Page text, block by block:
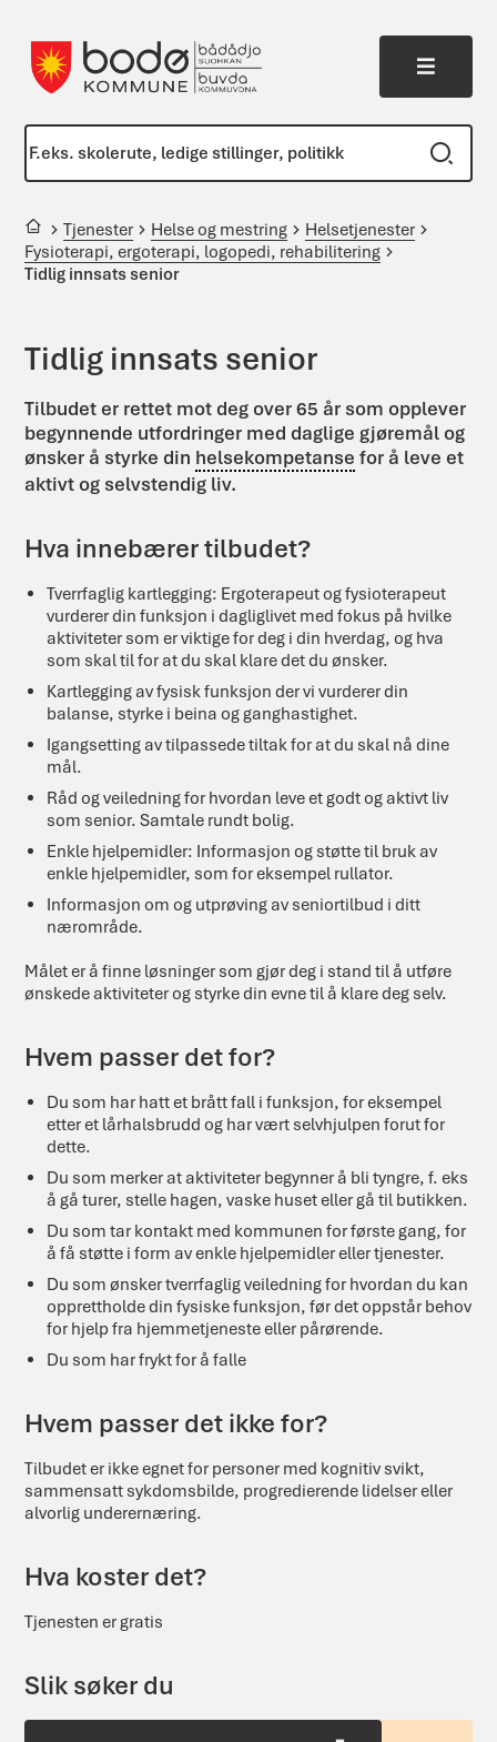
Meny
Du er her:Tjenester Helse og mestring
Helsetjenester
Fysioterapi, ergoterapi, logopedi, rehabilitering
Tidlig innsats senior
Tidlig innsats senior
Tilbudet er rettet mot deg over 65 år som opplever
begynnende utfordringer med daglige gjøremål og
ønsker å styrke din helsekompetanse for å leve et
aktivt og selvstendig liv.
Hva innebærer tilbudet?
Tverrfaglig kartlegging: Ergoterapeut og fysioterapeut
vurderer din funksjon i dagliglivet med fokus på hvilke
aktiviteter som er viktige for deg i din hverdag, og hva
som skal til for at du skal klare det du ønsker.
Kartlegging av fysisk funksjon der vi vurderer din
balanse, styrke i beina og ganghastighet.
Igangsetting av tilpassede tiltak for at du skal nå dine
mål.
Råd og veiledning for hvordan leve et godt og aktivt liv
som senior. Samtale rundt bolig.
Enkle hjelpemidler: Informasjon og støtte til bruk av
enkle hjelpemidler, som for eksempel rullator.
Informasjon om og utprøving av seniortilbud i ditt
nærområde.
Målet er å finne løsninger som gjør deg i stand til å utføre
ønskede aktiviteter og styrke din evne til å klare deg selv.
Hvem passer det for?
Du som har hatt et brått fall i funksjon, for eksempel
etter et lårhalsbrudd og har vært selvhjulpen forut for
dette.
Du som merker at aktiviteter begynner å bli tyngre, f. eks
å gå turer, stelle hagen, vaske huset eller gå til butikken.
Du som tar kontakt med kommunen for første gang, for
å få støtte i form av enkle hjelpemidler eller tjenester.
Du som ønsker tverrfaglig veiledning for hvordan du kan
opprettholde din fysiske funksjon, før det oppstår behov
for hjelp fra hjemmetjeneste eller pårørende.
Du som har frykt for å falle
Hvem passer det ikke for?
Tilbudet er ikke egnet for personer med kognitiv svikt,
sammensatt sykdomsbilde, progredierende lidelser eller
alvorlig underernæring.
Hva koster det?
Tjenesten er gratis
Slik søker du